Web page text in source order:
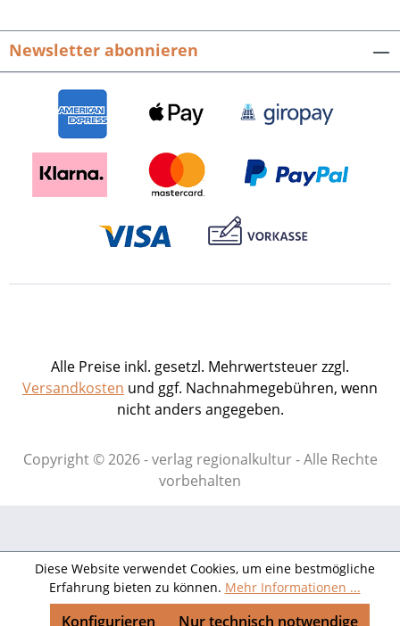
Newsletter abonnieren
Alle Preise inkl. gesetzl. Mehrwertsteuer zzgl.
Versandkosten und ggf. Nachnahmegebühren, wenn
nicht anders angegeben.
Copyright © 2026 - verlag regionalkultur - Alle Rechte
vorbehalten
Diese Website verwendet Cookies, um eine bestmögliche
Erfahrung bieten zu können. Mehr Informationen ...
Nur technisch notwendige
Konfigurieren